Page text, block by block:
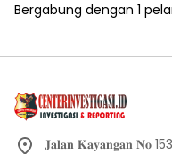
Bergabung dengan 1
𝐉𝐚𝐥𝐚𝐧 𝐊𝐚𝐲𝐚𝐧𝐠𝐚𝐧 𝐍𝐨